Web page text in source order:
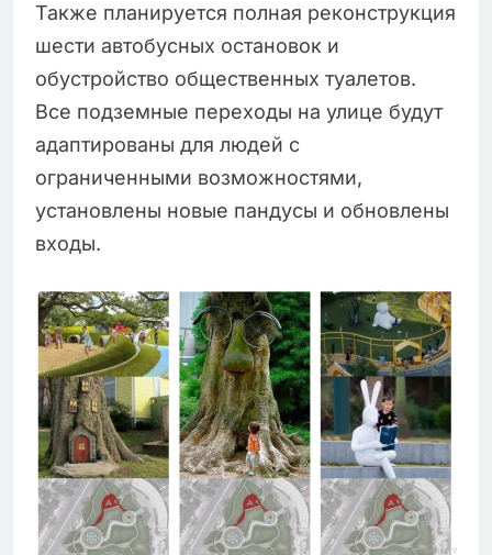
Также планируется полная реконструкция
шести автобусных остановок и
обустройство общественных туалетов.
Все подземные переходы на улице будут
адаптированы для людей с
ограниченными возможностями,
установлены новые пандусы и обновлены
входы.